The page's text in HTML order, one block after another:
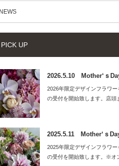
NEWS
PICK UP
2026.5.10 Mother‘ｓ
2026年限定デザインフラワー
の受付を開始致します。店頭
2025.5.11 Mother‘ｓ
2025年限定デザインフラワー
の受付を開始致します。※オ